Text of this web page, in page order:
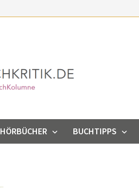
HÖRBÜCHER BUCHTIPPS